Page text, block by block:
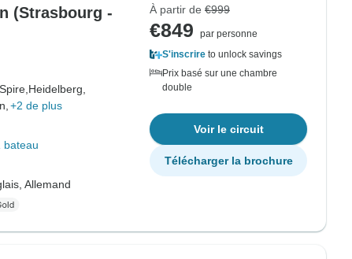
(Strasbourg -
Spire, Heidelberg,
+2 de plus
bateau
Allemand
À partir de €999
€849
par personne
S'inscrire to unlock savings
Prix basé sur une chambre
double
Voir le circuit
Télécharger la brochure